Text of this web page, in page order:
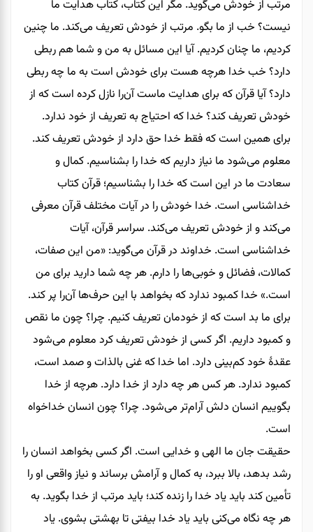
مرتب از خودش می‌گوید. مگر این کتاب، کتاب هدایت ما
نیست؟ خب از ما بگو. مرتب از خودش تعریف می‌کند. ما چنین
کردیم، ما چنان کردیم. آیا این‌ مسائل به من و شما هم ربطی
دارد؟ خب خدا هرچه هست برای خودش است به ما چه ربطی
دارد؟ آیا قرآن که برای هدایت ماست آن‌را نازل کرده است که از
خودش تعریف کند؟ خدا که احتیاج به تعریف از خود ندارد.
برای همین است که فقط خدا حق دارد از خودش تعریف کند.
معلوم می‌شود ما نیاز داریم که خدا را بشناسیم. کمال و
سعادت ما در این است که خدا را بشناسیم؛ قرآن کتاب
خداشناسی است. خدا خودش را در آیات مختلف قرآن معرفی
می‌کند و از خودش تعریف می‌کند. سراسر قرآن، آیات
خداشناسی است. خداوند در قرآن می‌گوید: «من این صفات،
کمالات، فضائل و خوبی‌ها را دارم. هر چه شما دارید برای من
است.» خدا کمبود ندارد که بخواهد با این حرف‌ها آن‌را پر کند.
برای ما بد است که از خودمان تعریف کنیم. چرا؟ چون ما نقص
و کمبود داریم. اگر کسی از خودش تعریف کرد معلوم می‌شود
عقدۀ خود کم‌بینی دارد. اما خدا که غنی بالذات و صمد است،
کمبود ندارد. هر کس هر چه دارد از خدا دارد. هرچه از خدا
بگوییم انسان دلش آرام‌تر می‌شود. چرا؟ چون انسان خداخواه
است.
حقیقت جان ما الهی و خدایی است. اگر کسی بخواهد انسان را
رشد بدهد، بالا ببرد، به کمال و آرامش برساند و نیاز واقعی او را
تأمین کند باید یاد خدا را زنده کند؛ باید مرتب از خدا بگوید. به
هر چه نگاه می‌کنی باید یاد خدا بیفتی تا بهشتی بشوی. یاد